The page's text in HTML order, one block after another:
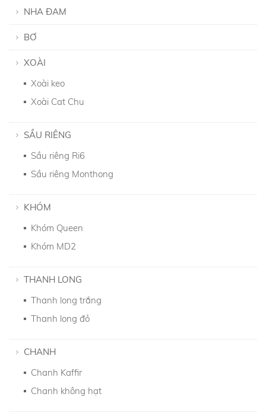
NHA ĐAM
BƠ
XOÀI
Xoài keo
Xoài Cat Chu
SẦU RIÊNG
Sầu riêng Ri6
Sầu riêng Monthong
KHÓM
Khóm Queen
Khóm MD2
THANH LONG
Thanh long trắng
Thanh long đỏ
CHANH
Chanh Kaffir
Chanh không hạt